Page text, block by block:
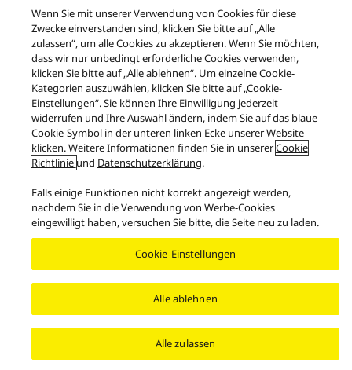
Nutzungsbedingungen
Datenschutzerklärung
Kontakt
Cookie-Richtlinie
Impressum
AGB des Technics Onlineshops
FAQ des Technics Onlineshops
Rücknahme von Geräten
Barrierefreiheit
Barrieren melden
Datenverordnung
GESETZLICHE GEWÄHRLEISTUNG
Area/Country
Copyright © 2026 Panasonic Marketing Europe GmbH
Wenn Sie mit unserer Verwendung von Cookies für diese
Zwecke einverstanden sind, klicken Sie bitte auf „Alle
zulassen“, um alle Cookies zu akzeptieren. Wenn Sie möchten,
dass wir nur unbedingt erforderliche Cookies verwenden,
klicken Sie bitte auf „Alle ablehnen“. Um einzelne Cookie-
Kategorien auszuwählen, klicken Sie bitte auf „Cookie-
Einstellungen“. Sie können Ihre Einwilligung jederzeit
widerrufen und Ihre Auswahl ändern, indem Sie auf das blaue
Cookie-Symbol in der unteren linken Ecke unserer Website
klicken. Weitere Informationen finden Sie in unsererCookie
Richtlinie und Datenschutzerklärung.
Falls einige Funktionen nicht korrekt angezeigt werden,
nachdem Sie in die Verwendung von Werbe-Cookies
eingewilligt haben, versuchen Sie bitte, die Seite neu zu laden.
Cookie-Einstellungen
Alle ablehnen
Alle zulassen